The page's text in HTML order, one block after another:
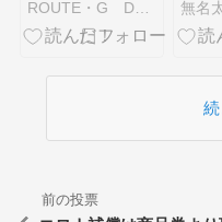
ら今後の対策
について
すぎ
に高
せら
上！
前の投票